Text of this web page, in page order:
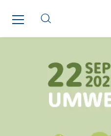
Manei Lift
Masselin Fabrication
Merelec
Mobility Way
Monnier Entreprises
North West Projects